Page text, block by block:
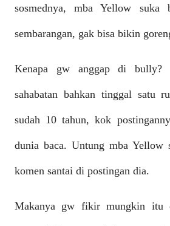
sosmednya, mba Yellow suka
sembarangan, gak bisa bikin
Kenapa gw anggap di
sahabatan bahkan tinggal satu
sudah 10 tahun, kok
dunia baca. Untung mba Yellow
komen santai di postingan dia.
Makanya gw fikir mungkin itu